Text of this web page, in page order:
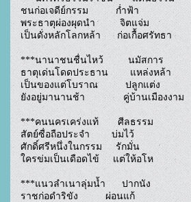
ชนก่อเจดีย์กรรม          ก่ำฟ้า
พระธาตุผ่องผุดนำ         จิตแจ่ม
เป็นดั่งหลักโลกหล้า      ก่อเกื้อศรัทธา
***นานาชนชื่นไหว้         นมัสการ
ธาตุเด่นโดดประธาน        แหล่งหล้า
เป็นของแต่โบราณ          ปลูกแต่ง
ยังอยู่มานานช้า              คู่บ้านเมืองงาม
***คนนครเคร่งแท้       ศีลธรรม
สัตย์ซื่อถือประจำ        บ่มไว้
ศักดิ์ศรีหนึ่งในกรรม     รักมั่น
ใครข่มเป็นเดือดไข้     แต่ให้อโห
***แนวลำเนาลุ่มน้ำ      ปากนัง
ราชก่อดำริขัง          ผ่อนแก้